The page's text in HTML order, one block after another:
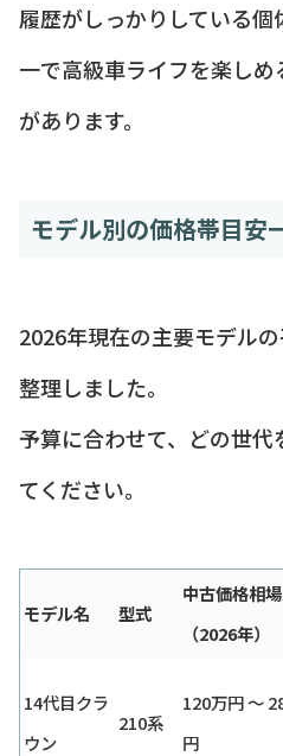
履歴がしっかりしている
一で高級車ライフを楽し
があります。
モデル別の価格帯目安
2026年現在の主要モデル
整理しました。
予算に合わせて、どの世
てください。
モデル名 型式
中古価格相場
（2026年）
14代目クラ
ウン
210系
120万円 〜
円